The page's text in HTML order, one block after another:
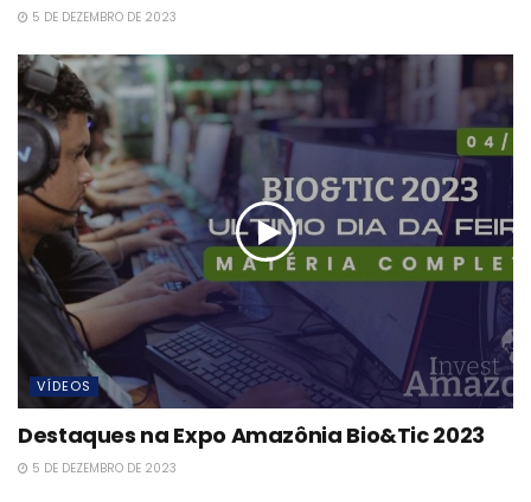
5 DE DEZEMBRO DE 2023
VÍDEOS
Destaques na Expo Amazônia Bio&Tic 2023
5 DE DEZEMBRO DE 2023